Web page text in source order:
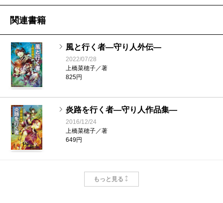
が連動して起きてくる予感がして。物事を個別のこと
だけで考えられない性格のせいかも。
佐藤つまり、全てが繋がっているという考え方なの
かな。
上橋そうですね。中学校の頃、私はこの世界のすべ
てがたくさんの糸で繋がって動いているようなイメー
ジがある、と友達に話したことがあります。
それは、身近で起きたことばかりではなく、も
関連書籍
風と行く者―守り人外伝―
2022/07/28
上橋菜穂子／著
825円
炎路を行く者―守り人作品集―
2016/12/24
上橋菜穂子／著
649円
流れ行く者―守り人短編集―
2013/07/29
もっと見る